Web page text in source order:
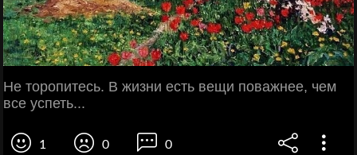
Не торопитесь. В жизни есть вещи поважнее, чем
все успеть...
1 0 0